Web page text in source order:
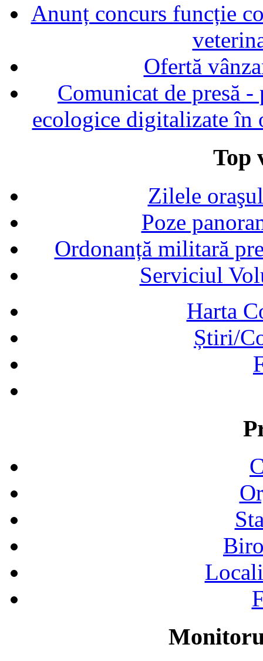
Anunț concurs funcție
Ofertă
Comunicat de presă
ecologice digitalizate în
Top
Zilele
Poze
Ordonanță militară
Serviciul
Harta
Știri/